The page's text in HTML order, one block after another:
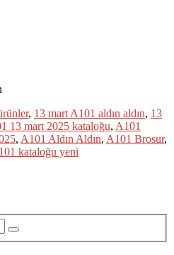
, 13 mart A101 aldın aldın, 13
13 mart 2025 kataloğu, A101
, A101 Aldın Aldın, A101 Brosur,
kataloğu yeni